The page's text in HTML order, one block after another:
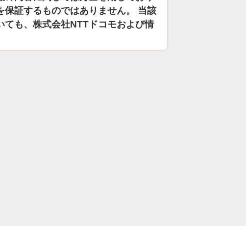
保証するものではありません。 当該
も、株式会社NTTドコモおよび情